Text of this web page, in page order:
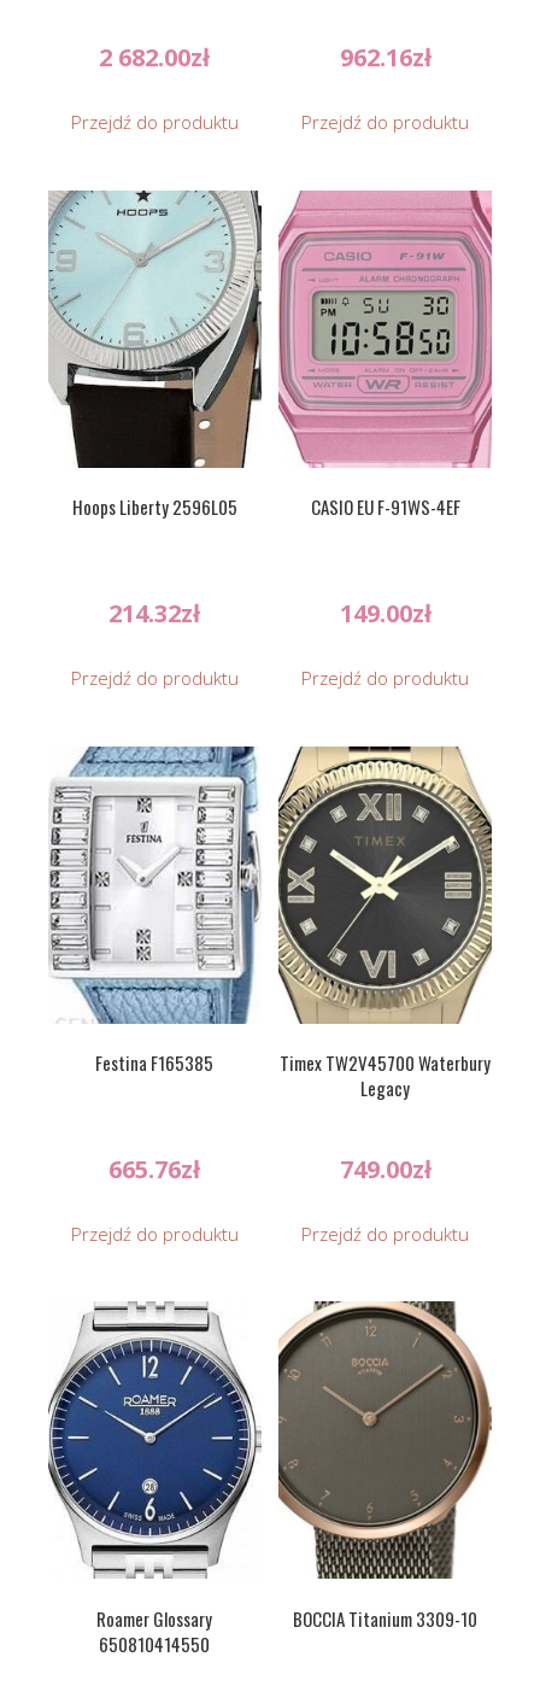
2 682.00zł
Przejdź do produktu
962.16zł
Przejdź do produktu
Hoops Liberty 2596L05
214.32zł
Przejdź do produktu
CASIO EU F-91WS-4EF
149.00zł
Przejdź do produktu
Festina F165385
665.76zł
Przejdź do produktu
Timex TW2V45700 Waterbury
Legacy
749.00zł
Przejdź do produktu
Roamer Glossary
650810414550
BOCCIA Titanium 3309-10